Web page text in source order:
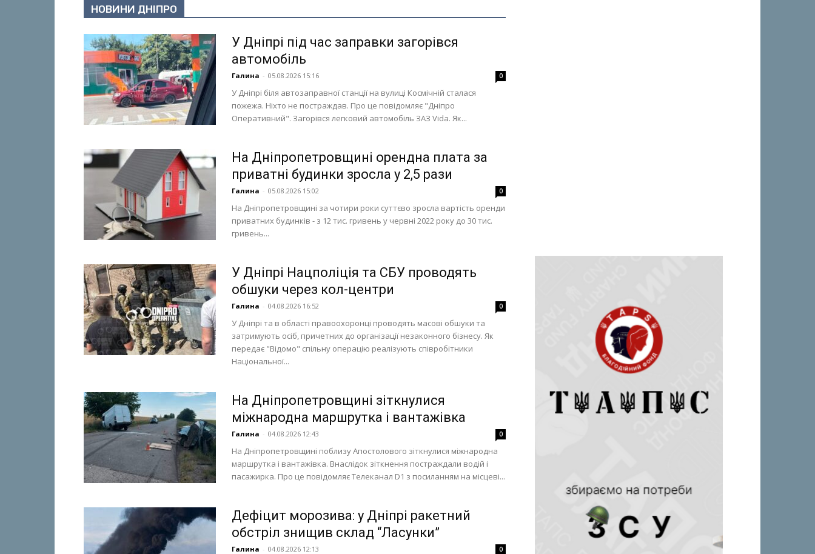
НОВИНИ ДНІПРО
У Дніпрі під час заправки загорівся
автомобіль
Галина - 05.08.2026 15:16 0
У Дніпрі біля автозаправної станції на вулиці Космічній сталася
пожежа. Ніхто не постраждав. Про це повідомляє "Дніпро
Оперативний". Загорівся легковий автомобіль ЗАЗ Vida. Як...
На Дніпропетровщині орендна плата за
приватні будинки зросла у 2,5 рази
Галина - 05.08.2026 15:02 0
На Дніпропетровщині за чотири роки суттєво зросла вартість оренди
приватних будинків - з 12 тис. гривень у червні 2022 року до 30 тис.
гривень...
У Дніпрі Нацполіція та СБУ проводять
обшуки через кол-центри
Галина - 04.08.2026 16:52 0
У Дніпрі та в області правоохоронці проводять масові обшуки та
затримують осіб, причетних до організації незаконного бізнесу. Як
передає "Відомо" спільну операцію реалізують співробітники
Національної...
На Дніпропетровщині зіткнулися
міжнародна маршрутка і вантажівка
Галина - 04.08.2026 12:43 0
На Дніпропетровщині поблизу Апостолового зіткнулися міжнародна
маршрутка і вантажівка. Внаслідок зіткнення постраждали водій і
пасажирка. Про це повідомляє Телеканал D1 з посиланням на місцеві...
Дефіцит морозива: у Дніпрі ракетний
обстріл знищив склад “Ласунки”
Галина - 04.08.2026 12:13 0